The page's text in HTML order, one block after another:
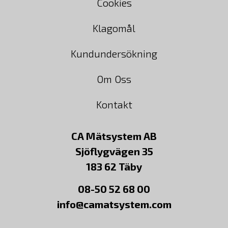
Klagomål
Kundundersökning
Om Oss
Kontakt
CA Mätsystem AB
Sjöflygvägen 35
183 62 Täby
08-50 52 68 00
info@camatsystem.com